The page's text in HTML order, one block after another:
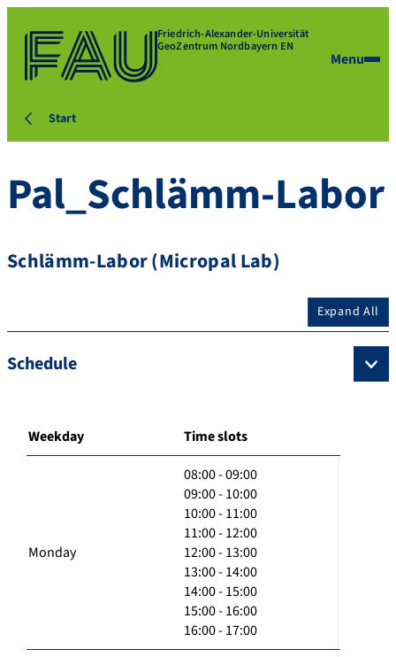
Friedrich-Alexander-Universität
GeoZentrum Nordbayern EN
Menu
Start
Pal_Schlämm-Labor
Schlämm-Labor (Micropal Lab)
Expand All
Schedule
Weekday Time slots
Monday
08:00 - 09:00
09:00 - 10:00
10:00 - 11:00
11:00 - 12:00
12:00 - 13:00
13:00 - 14:00
14:00 - 15:00
15:00 - 16:00
16:00 - 17:00